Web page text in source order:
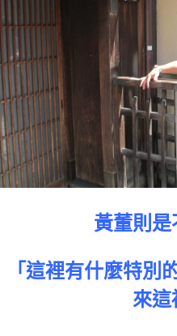
黃董則是
「這裡有什麼特別
來這